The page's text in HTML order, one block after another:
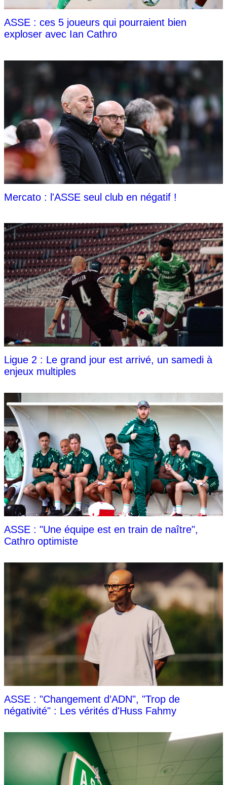
ASSE : ces 5 joueurs qui pourraient bien
exploser avec Ian Cathro
Mercato : l'ASSE seul club en négatif !
Ligue 2 : Le grand jour est arrivé, un samedi à
enjeux multiples
ASSE : "Une équipe est en train de naître",
Cathro optimiste
ASSE : "Changement d’ADN", "Trop de
négativité" : Les vérités d'Huss Fahmy